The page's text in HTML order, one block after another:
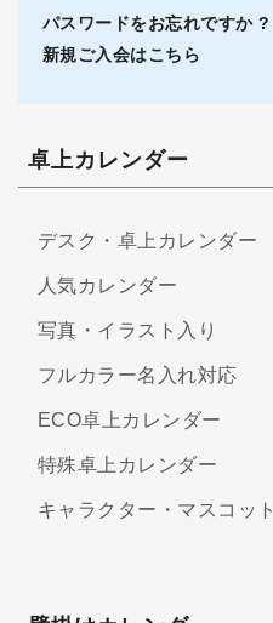
パスワードをお忘れですか ?
新規ご入会はこちら
卓上カレンダー
デスク・卓上カレンダー
人気カレンダー
写真・イラスト入り
フルカラー名入れ対応
ECO卓上カレンダー
特殊卓上カレンダー
キャラクター・マスコット